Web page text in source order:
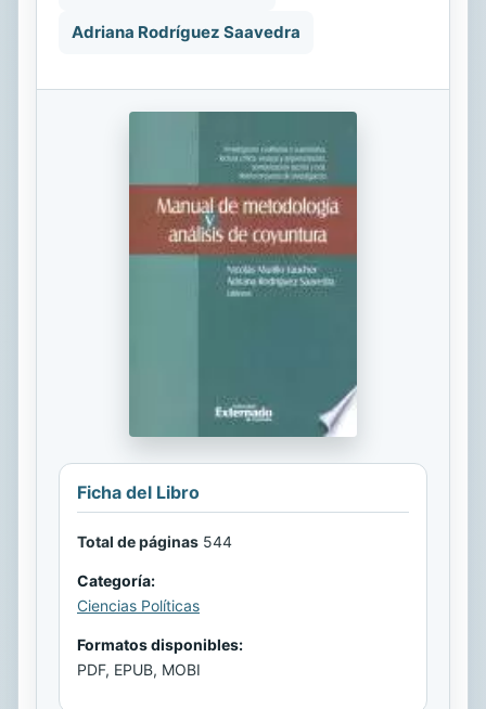
Adriana Rodríguez Saavedra
Ficha del Libro
Total de páginas 544
Categoría:
Ciencias Políticas
Formatos disponibles:
PDF, EPUB, MOBI